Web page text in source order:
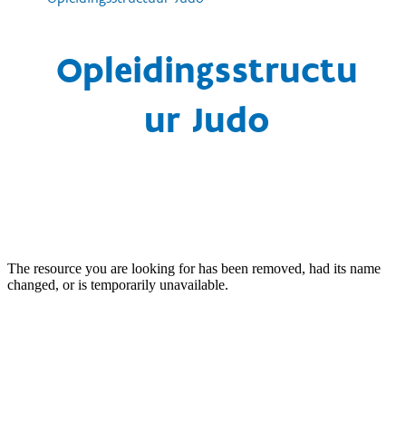
Opleidingsstructu
ur Judo